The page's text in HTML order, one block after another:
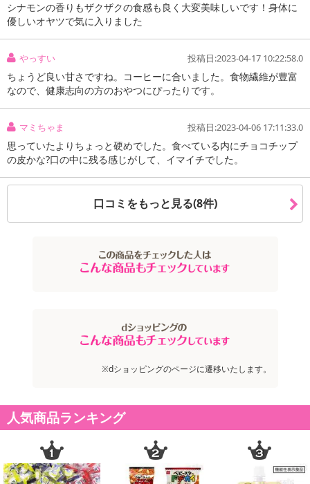
シナモンの香りもザクザクの食感も良く大変美味しいです！身体に
優しいオヤツで気に入りました
やっすい 投稿日:2023-04-17 10:22:58.0
ちょうど良い甘さですね。コーヒーに合いました。食物繊維が豊富
なので、健康志向の方のおやつにぴったりです。
マミちゃま 投稿日:2023-04-06 17:11:33.0
思っていたよりちょっと硬めでした。食べている内にチョコチップ
の皮かな?口の中に残る感じがして、イマイチでした。
口コミをもっと見る(8件)
※dショッピングのページに遷移いたします。
人気商品ランキング